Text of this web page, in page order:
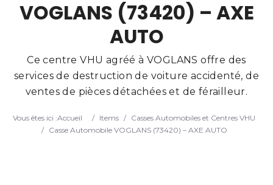
Search
VOGLANS (73420) – AXE
AUTO
Ce centre VHU agréé à VOGLANS offre des
services de destruction de voiture accidenté, de
ventes de pièces détachées et de férailleur.
Vous êtes ici :Accueil / Items / Casses Automobiles et Centres VHU
/
Casse Automobile VOGLANS (73420) – AXE AUTO